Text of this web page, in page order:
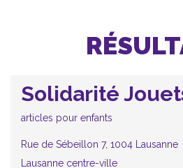
Solidarité
articles pour enfants
Rue de Sébeillon 7, 1004 Lausanne
Lausanne centre-ville